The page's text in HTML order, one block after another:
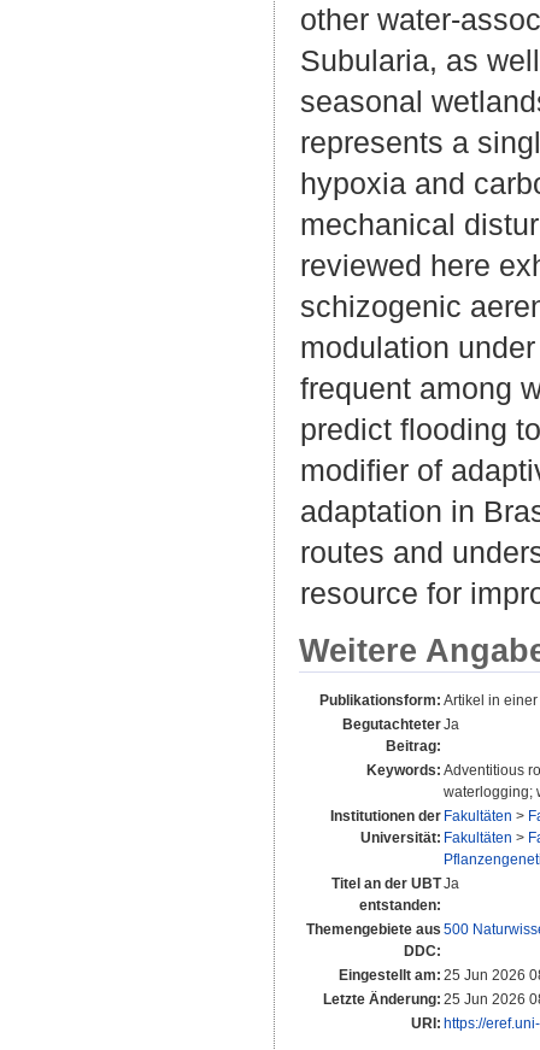
other water-
Subularia, as
seasonal
represents a
hypoxia and
mechanical
reviewed here
schizogenic
modulation
frequent among
predict flooding
modifier of
adaptation in
routes and
resource for
Weitere
Publikationsform: Artikel in
Begutachteter
Beitrag:
Ja
Keywords: Adventitious
waterlogging;
Institutionen der
Universität:
Fakultäten >
Fakultäten >
Titel an der UBT
entstanden:
Ja
Themengebiete aus
DDC:
500
Eingestellt am: 25 Jun 2026
Letzte Änderung: 25 Jun 2026
URI: https://